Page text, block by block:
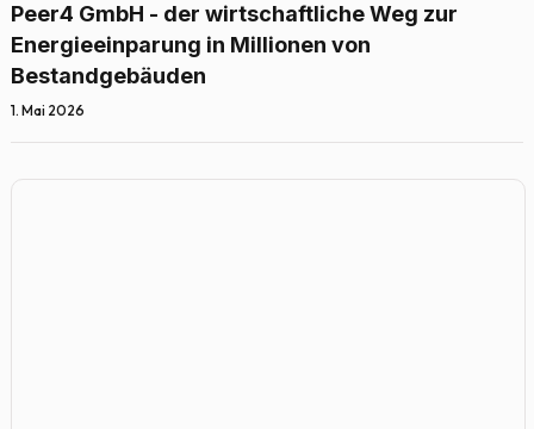
Peer4 GmbH - der wirtschaftliche Weg zur
Energieeinparung in Millionen von
Bestandgebäuden
1. Mai 2026